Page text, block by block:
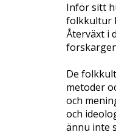
Inför sitt
folkkultur
Återväxt i
De
metoder
och
och
ännu inte